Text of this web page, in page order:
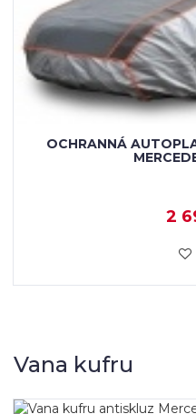
OCHRANNÁ
Vana kufru